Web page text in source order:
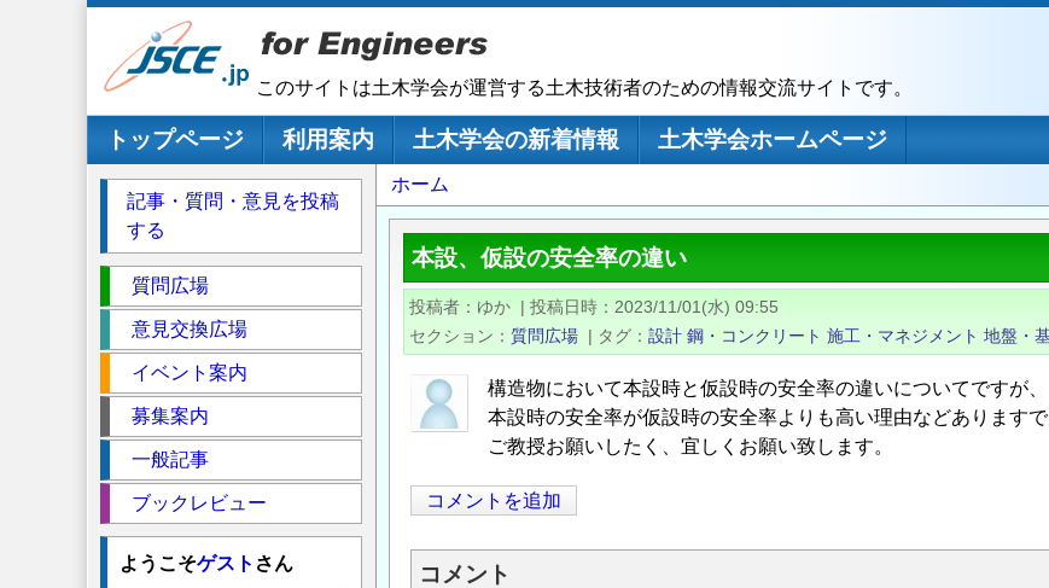
このサイトは土木学会が運営する土木技術者のための情報交流サイトです。
メインナビゲーション
トップページ 利用案内 土木学会の新着情報
土木学会ホームページ
パ
ン
く
ず
ホーム
本設、仮設の安全率の違い
投稿者 ゆか | 投稿日時
2023/11/01(水) 09:55
セクション
質問広場 | タグ 設計 鋼・コンクリート 施工・マネジメント 地盤・
構造物において本設時と仮設時の安全率の違いについてですが、
本設時の安全率が仮設時の安全率よりも高い理由などありますで
ご教授お願いしたく、宜しくお願い致します。
コメントを追加
コメント
記事・質問・意見を投稿
する
ク
シ
質問広場
意見交換広場
イベント案内
募集案内
一般記事
ブックレビュー
ようこそゲスト さん